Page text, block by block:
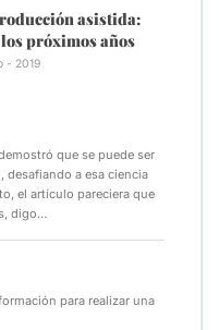
asistida:
próximos años
- 2019
que se puede ser
desafiando a esa ciencia
el artículo pareciera que
digo…
para realizar una